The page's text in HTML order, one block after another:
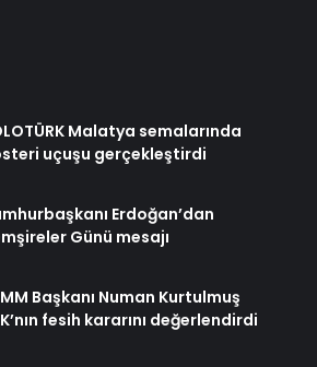
Malatya semalarında
uçuşu gerçekleştirdi
Erdoğan’dan
Günü mesajı
Başkanı Numan Kurtulmuş
fesih kararını değerlendirdi